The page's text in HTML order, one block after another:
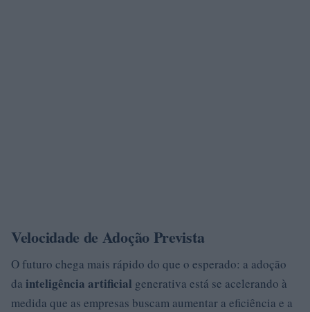
Velocidade de Adoção Prevista
O futuro chega mais rápido do que o esperado: a adoção
da inteligência artificial generativa está se acelerando à
medida que as empresas buscam aumentar a eficiência e a